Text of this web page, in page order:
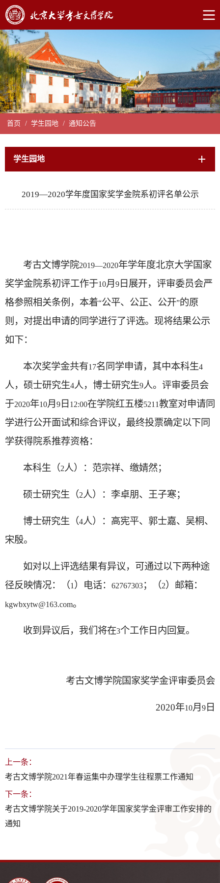
首页 / 学生园地 / 通知公告
学生园地
2019—2020学年度国家奖学金院系初评名单公示
考古文博学院2019—2020年学年度北京大学国家
奖学金院系初评工作于10月 9 日展开，评审委员会严
格参照相关条例，本着“公平、公正、公开”的原
则，对提出申请的同学进行了评选。现将结果公示
如下：
本次奖学金共有17名同学申请，其中本科生4
人，硕士研究生4人，博士研究生9人。评审委员会
于2020年10月 9 日 12:00在学院红五楼5211教室对申请同
学进行公开面试和综合评议，最终投票确定以下同
学获得院系推荐资格：
本科生（2人）：范宗祥、缴婧然；
硕士研究生（2人）：李卓朋、王子寒；
博士研究生（4人）：高宪平、郭士嘉、吴桐、
宋殷。
如对以上评选结果有异议，可通过以下两种途
径反映情况：（1 ）电话： 62767303；（2）邮箱：
kgwbxytw@163.com。
收到异议后，我们将在3个工作日内回复。
考古文博学院国家奖学金评审委员会
2020年10月 9 日
上一条：
考古文博学院2021年春运集中办理学生往程票工作通知
下一条：
考古文博学院关于2019-2020学年国家奖学金评审工作安排的
通知